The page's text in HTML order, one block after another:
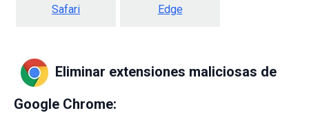
Safari Edge
Eliminar extensiones maliciosas de
Google Chrome: